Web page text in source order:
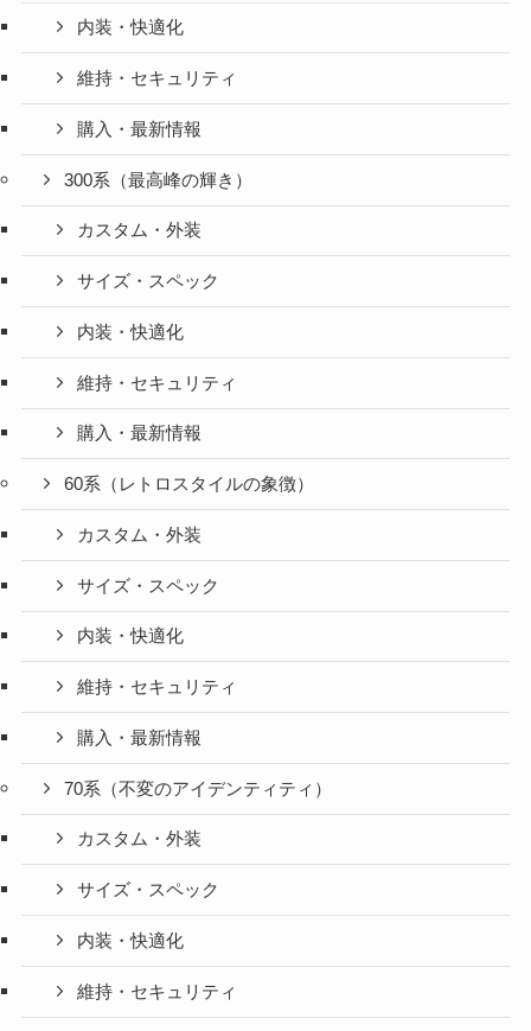
内装・快適化
維持・セキュリティ
購入・最新情報
300系（最高峰の輝き）
カスタム・外装
サイズ・スペック
内装・快適化
維持・セキュリティ
購入・最新情報
60系（レトロスタイルの象徴）
カスタム・外装
サイズ・スペック
内装・快適化
維持・セキュリティ
購入・最新情報
70系（不変のアイデンティティ）
カスタム・外装
サイズ・スペック
内装・快適化
維持・セキュリティ